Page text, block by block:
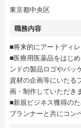
東京都中央区
職務内容
■将来的にアートディ
■医療用医薬品をはじ
ンドの製品ロゴやパッ
資材の企画等にいたる
画・制作していただき
■新規ビジネス獲得の
プランナーと共にコン